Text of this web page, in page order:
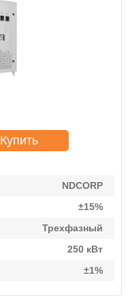
NDCORP
±15%
Трехфазный
250 кВт
±1%
Купить